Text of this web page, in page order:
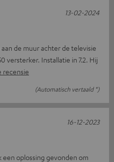
de muur achter de televisie
versterker. Installatie in 7.2. Hij
recensie
(Automatisch vertaald *)
13-02-2024
een oplossing gevonden om
16-12-2023